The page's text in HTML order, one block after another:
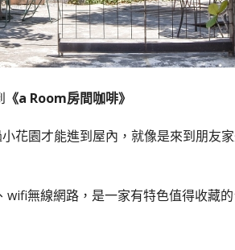
《a Room房間咖啡》
花園才能進到屋內，就像是來到朋友
無線網路，是一家有特色值得收藏